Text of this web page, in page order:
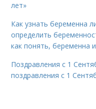
лет»
Как узнать беременна
определить
как понять, беременна
Поздравления с 1
поздравления с 1